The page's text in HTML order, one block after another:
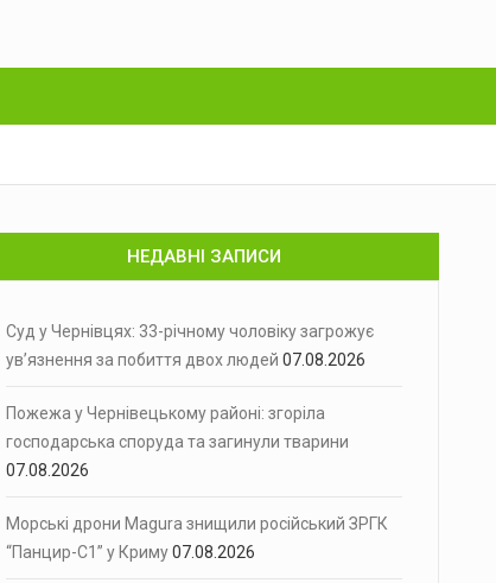
НЕДАВНІ ЗАПИСИ
Суд у Чернівцях: 33-річному чоловіку загрожує
ув’язнення за побиття двох людей 07.08.2026
Пожежа у Чернівецькому районі: згоріла
господарська споруда та загинули тварини
07.08.2026
Морські дрони Magura знищили російський ЗРГК
“Панцир-С1” у Криму07.08.2026